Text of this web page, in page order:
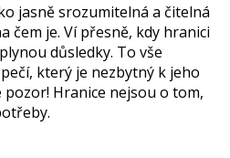
jasně srozumitelná a čitelná
čem je. Ví přesně, kdy hranici
důsledky. To vše
který je nezbytný k jeho
Hranice nejsou o tom,